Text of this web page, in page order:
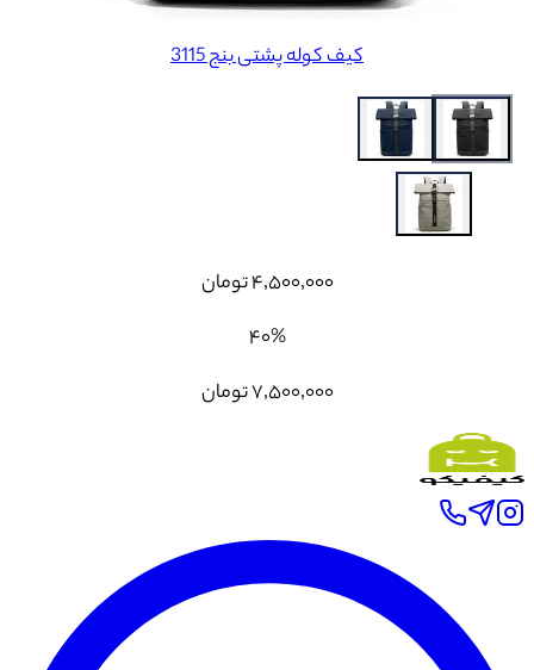
کیف کوله پشتی بنج 3115
۴٬۵۰۰٬۰۰۰تومان
۴۰%
۷٬۵۰۰٬۰۰۰تومان